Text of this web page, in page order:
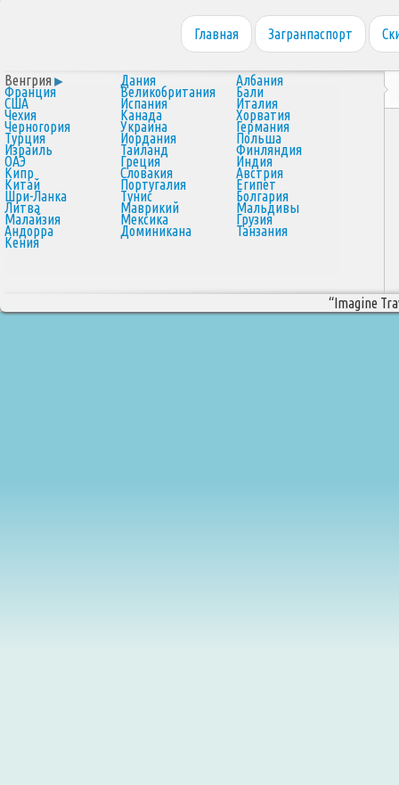
Главная Загранпаспорт
Венгрия Дания Албания
Франция Великобритания Бали
США Испания Италия
Чехия Канада Хорватия
Черногория Украина Германия
Турция Иордания Польша
Израиль Таиланд Финляндия
ОАЭ Греция Индия
Кипр Словакия Австрия
Китай Португалия Египет
Шри-Ланка Тунис Болгария
Литва Маврикий Мальдивы
Малайзия Мексика Грузия
Андорра Доминикана Танзания
Кения
“Imagine